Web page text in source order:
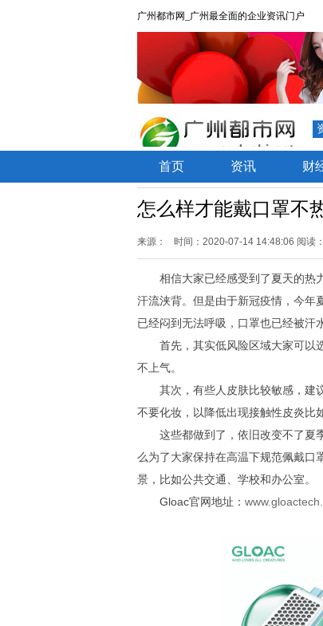
广州都市网_广州最全面的企业资讯门户
首页 资讯 财
怎么样才能戴口罩不
来源： 时间：2020-07-14 14:48:06 阅读
相信大家已经感受到了夏天的热
汗流浃背。但是由于新冠疫情，今年
已经闷到无法呼吸，口罩也已经被汗
首先，其实低风险区域大家可以
不上气。
其次，有些人皮肤比较敏感，建
不要化妆，以降低出现接触性皮炎比
这些都做到了，依旧改变不了夏
么为了大家保持在高温下规范佩戴口
景，比如公共交通、学校和办公室。
Gloac官网地址：